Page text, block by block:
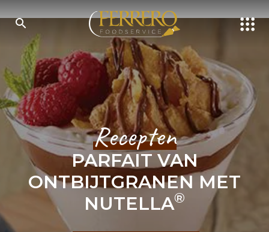
to
main
content
ONDERZOEKEN
Recepten
PARFAIT VAN
ONTBIJTGRANEN MET
NUTELLA®